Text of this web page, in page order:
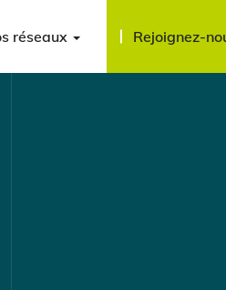
réseaux Rejoignez-